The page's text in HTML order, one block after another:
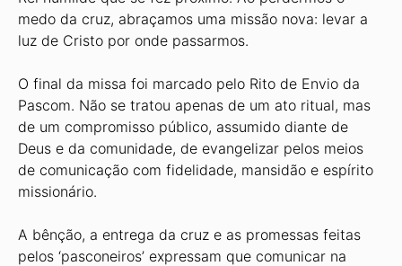
medo da cruz, abraçamos uma missão nova: levar a
luz de Cristo por onde passarmos.
O final da missa foi marcado pelo Rito de Envio da
Pascom. Não se tratou apenas de um ato ritual, mas
de um compromisso público, assumido diante de
Deus e da comunidade, de evangelizar pelos meios
de comunicação com fidelidade, mansidão e espírito
missionário.
A bênção, a entrega da cruz e as promessas feitas
pelos ‘pasconeiros’ expressam que comunicar na